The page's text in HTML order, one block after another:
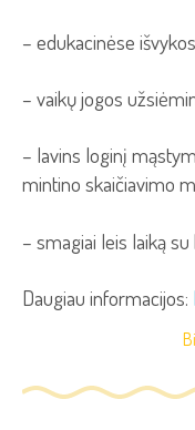
– edukacinėse
– vaikų jogos
– lavins loginį
mintino skaičiavimo
– smagiai leis laiką
Daugiau informacijos: